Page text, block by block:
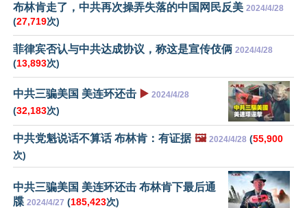
布林肯走了，中共再次操弄失落的中国网民反美 2024/4/28
(27,719次)
菲律宾否认与中共达成协议，称这是宣传伎俩 2024/4/28
(13,893次)
中共三骗美国 美连环还击 ▶️ 2024/4/28
(32,183次)
中共党魁说话不算话 布林肯：有证据 🖼️ 2024/4/28 (55,900
次)
中共三骗美国 美连环还击 布林肯下最后通
牒 2024/4/27 (185,423次)